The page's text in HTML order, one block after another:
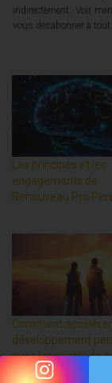
indirectement. Voir
vous désabonner à tout
Les principes et les
engagements de
Renouveau Pro
Comment
développement
avec les sports de